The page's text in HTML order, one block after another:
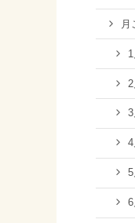
月
1
2
3
4
5
6